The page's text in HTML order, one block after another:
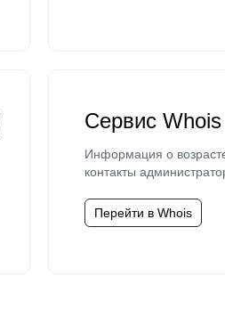
Сервис Whois
Информация о
контакты
Перейти в Whois